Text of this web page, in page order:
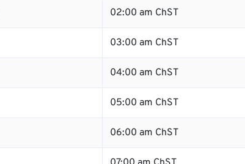
02:00 am ChST
03:00 am ChST
04:00 am ChST
05:00 am ChST
06:00 am ChST